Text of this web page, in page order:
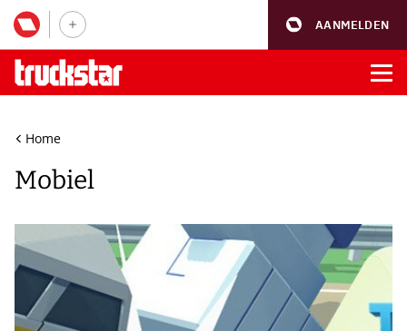
AANMELDEN
Home
Mobiel